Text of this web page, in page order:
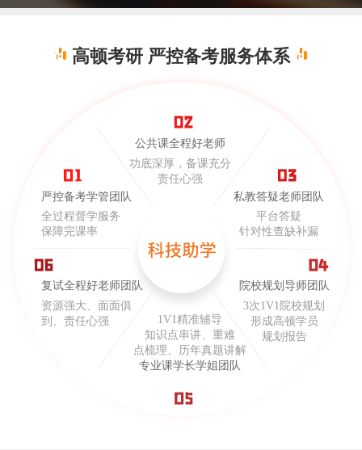
高顿考研 严控备考服务体系
严控备考学管团队
全过程督学服务
保障完课率
公共课全程好老师
功底深厚，备课充分
责任心强
私教答疑老师团队
平台答疑
针对性查缺补漏
复试全程好老师团队
资源强大、面面俱
到、责任心强
1V1精准辅导
知识点串讲、重难
点梳理、历年真题讲解
专业课学长学姐团队
院校规划导师团队
3次1V1院校规划
形成高顿学员
规划报告